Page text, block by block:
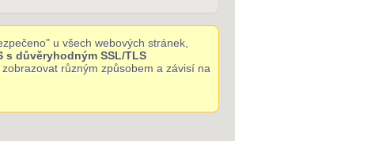
u všech webových stránek,
s důvěryhodným SSL/TLS
různým způsobem a závisí na